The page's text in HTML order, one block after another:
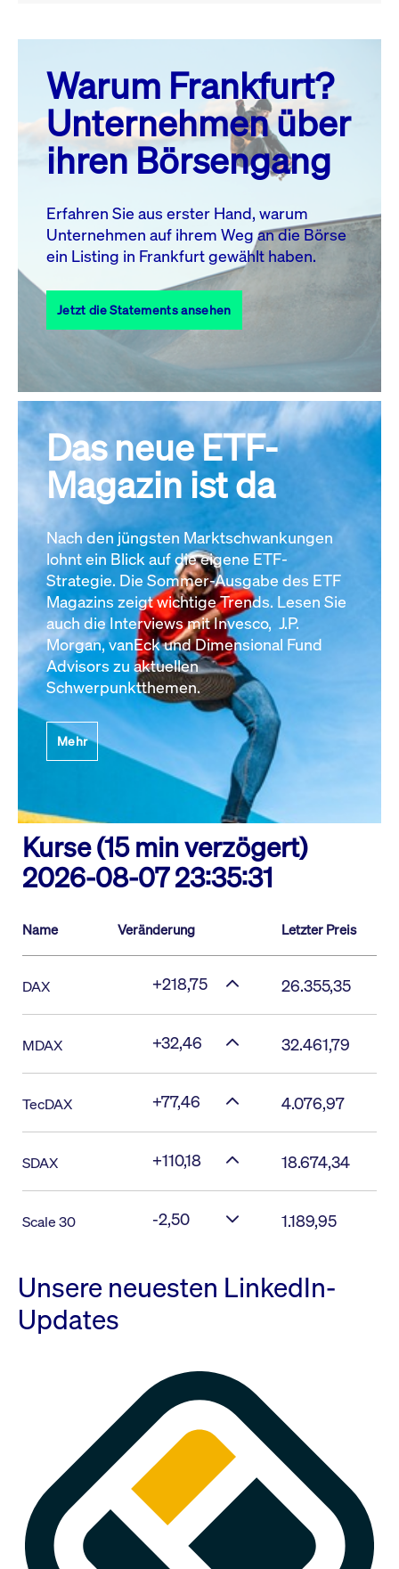
August 26
MO. DI. MI. DO. FR. SA. SO.
1
2
3
4 5 6 7 8
10 11 13 14
17
18 19 20 21 22
23
27 28
31
Alle Events
Warum Frankfurt?
Unternehmen über
ihren Börsengang
Erfahren Sie aus erster Hand, warum
Unternehmen auf ihrem Weg an die Börse
ein Listing in Frankfurt gewählt haben.
Jetzt die Statements ansehen
Das neue ETF-
Magazin ist da
Nach den jüngsten Marktschwankungen
lohnt ein Blick auf die eigene ETF-
Strategie. Die Sommer-Ausgabe des ETF
Magazins zeigt wichtige Trends. Lesen Sie
auch die Interviews mit Invesco, J.P.
Morgan, vanEck und Dimensional Fund
Advisors zu aktuellen
Schwerpunktthemen.
Mehr
Kurse (15 min verzögert)
2026-08-07 23:35:31
Name Veränderung Letzter Preis
DAX +218,75 26.355,35
MDAX +32,46 32.461,79
TecDAX +77,46 4.076,97
SDAX +110,18 18.674,34
Scale 30 -2,50 1.189,95
Unsere neuesten LinkedIn-
Updates